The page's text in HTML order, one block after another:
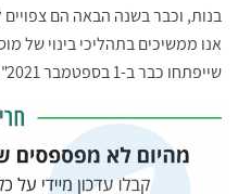
בנות, וכבר בשנה הבאה הם
אנו ממשיכים בתהליכי בינוי של
שייפתחו כבר ב-1 בספטמבר 2021".